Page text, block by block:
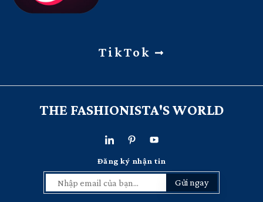
TikTok
THE FASHIONISTA'S WORLD
Đăng ký nhận tin
Gửi ngay